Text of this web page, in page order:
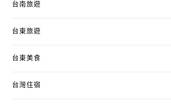
台南旅遊
台東旅遊
台東美食
台灣住宿